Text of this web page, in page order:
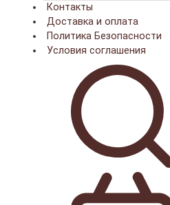
Контакты
Доставка и оплата
Политика Безопасности
Условия соглашения